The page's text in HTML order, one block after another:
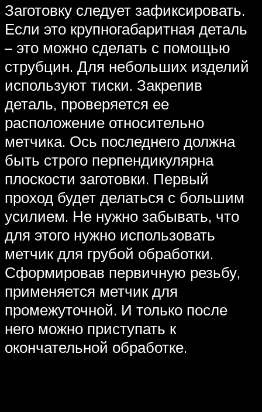
Заготовку следует зафиксировать.
Если это крупногабаритная деталь
– это можно сделать с помощью
струбцин. Для небольших изделий
используют тиски. Закрепив
деталь, проверяется ее
расположение относительно
метчика. Ось последнего должна
быть строго перпендикулярна
плоскости заготовки. Первый
проход будет делаться с большим
усилием. Не нужно забывать, что
для этого нужно использовать
метчик для грубой обработки.
Сформировав первичную резьбу,
применяется метчик для
промежуточной. И только после
него можно приступать к
окончательной обработке.